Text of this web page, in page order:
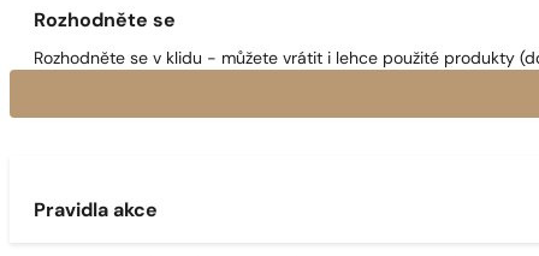
Rozhodněte se
Rozhodněte se v klidu - můžete vrátit i lehce použité produkty
Pravidla akce